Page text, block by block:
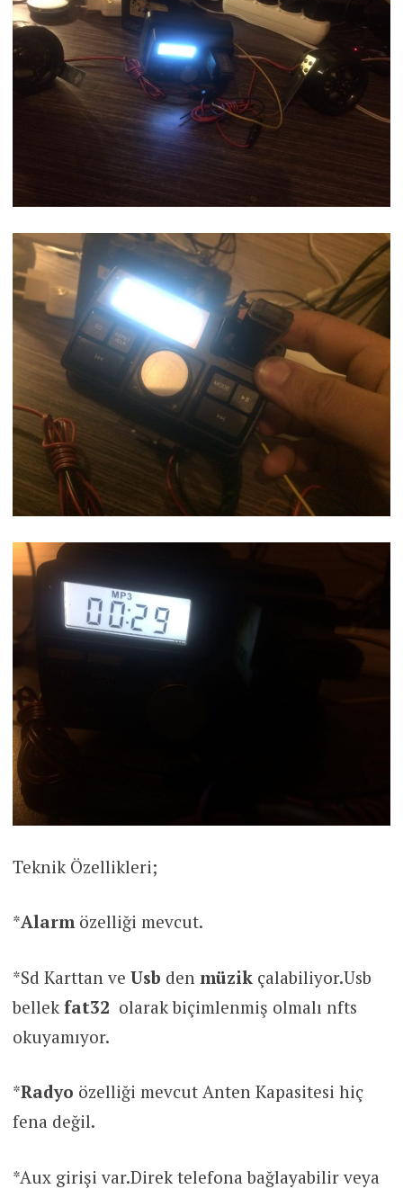
Teknik Özellikleri;
*Alarmözelliği mevcut.
*Sd Karttan ve Usb den müzik çalabiliyor.Usb
bellek fat32 olarak biçimlenmiş olmalı nfts
okuyamıyor.
*Radyo özelliği mevcut Anten Kapasitesi hiç
fena değil.
*Aux girişi var.Direk telefona bağlayabilir veya